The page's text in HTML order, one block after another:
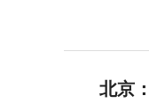
北京